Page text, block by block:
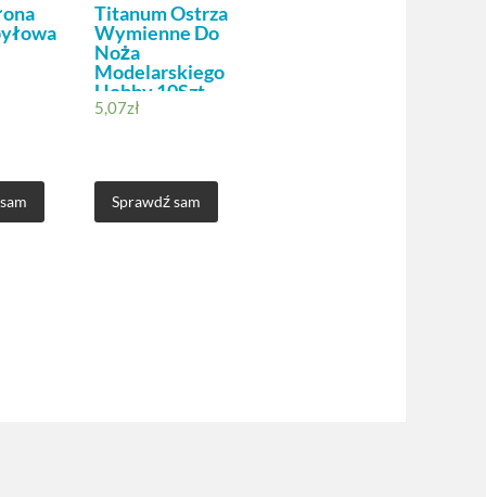
Titanum Ostrza
Wymienne Do
Noża
Modelarskiego
Hobby 10Szt
5,07zł
Sprawdź sam